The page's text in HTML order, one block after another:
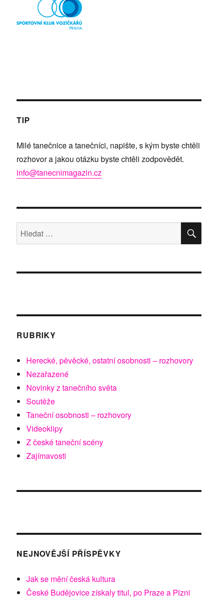
TIP
Milé tanečnice a tanečníci, napište, s kým byste chtěli
rozhovor a jakou otázku byste chtěli zodpovědět.
info@tanecnimagazin.cz
Hledat:
RUBRIKY
Herecké, pěvěcké, ostatní osobnosti – rozhovory
Nezařazené
Novinky z tanečního světa
Soutěže
Taneční osobnosti – rozhovory
Videoklipy
Z české taneční scény
Zajímavosti
NEJNOVĚJŠÍ PŘÍSPĚVKY
Jak se mění česká kultura
České Budějovice získaly titul, po Praze a Plzni